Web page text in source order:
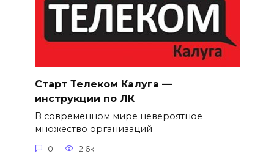
Старт Телеком Калуга —
инструкции по ЛК
В современном мире невероятное
множество организаций
0 2.6к.